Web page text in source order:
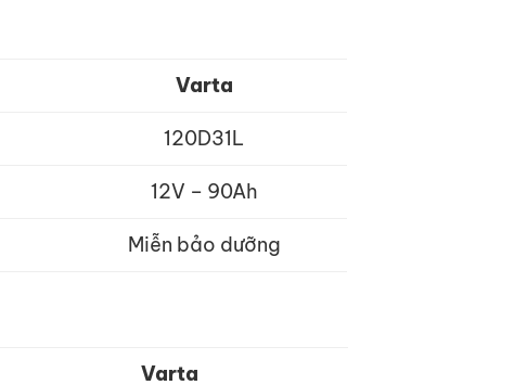
Varta
120D31L
12V – 90Ah
Miễn bảo dưỡng
Varta